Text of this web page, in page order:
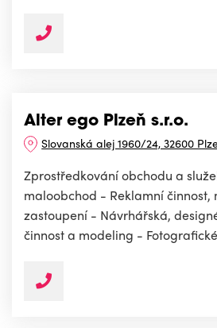
Alter ego Plzeň s.r.o.
Slovanská alej 1960/24, 32600
Zprostředkování obchodu a
maloobchod - Reklamní
zastoupení - Návrhářská,
činnost a modeling -